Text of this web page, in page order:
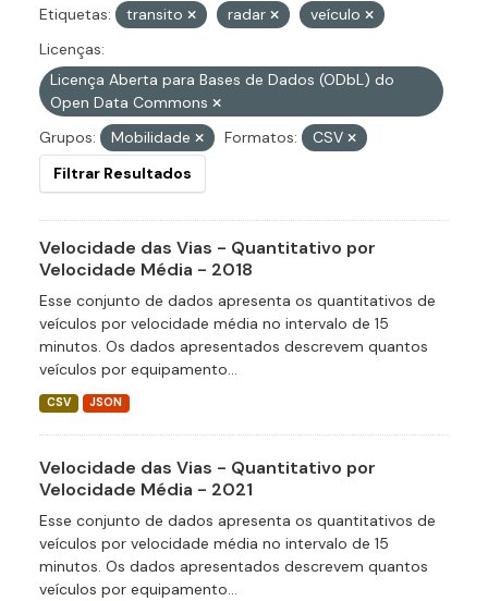
Etiquetas: transito radar
veículo
Licenças:
Licença Aberta para Bases de Dados (ODbL) do
Open Data Commons
Grupos:
Mobilidade Formatos:
CSV
Filtrar Resultados
Velocidade das Vias - Quantitativo por
Velocidade Média - 2018
Esse conjunto de dados apresenta os quantitativos de
veículos por velocidade média no intervalo de 15
minutos. Os dados apresentados descrevem quantos
veículos por equipamento...
CSV JSON
Velocidade das Vias - Quantitativo por
Velocidade Média - 2021
Esse conjunto de dados apresenta os quantitativos de
veículos por velocidade média no intervalo de 15
minutos. Os dados apresentados descrevem quantos
veículos por equipamento...